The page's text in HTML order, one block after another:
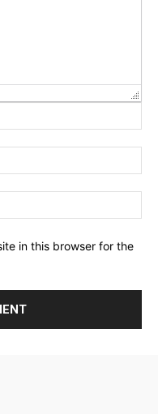
in this browser for the